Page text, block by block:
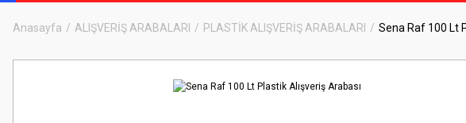
Anasayfa ALIŞVERİŞ ARABALARI PLASTİK ALIŞVERİŞ ARABALARI Sena Raf 100 Lt